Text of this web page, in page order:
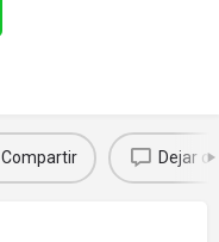
Compartir Dejar